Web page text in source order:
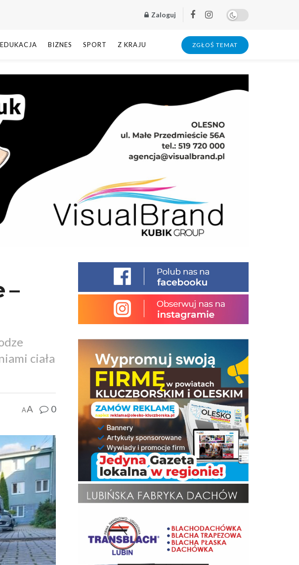
Zaloguj
EDUKACJA BIZNES SPORT Z KRAJU ZGŁOŚ TEMAT
–
ciała
AA 0